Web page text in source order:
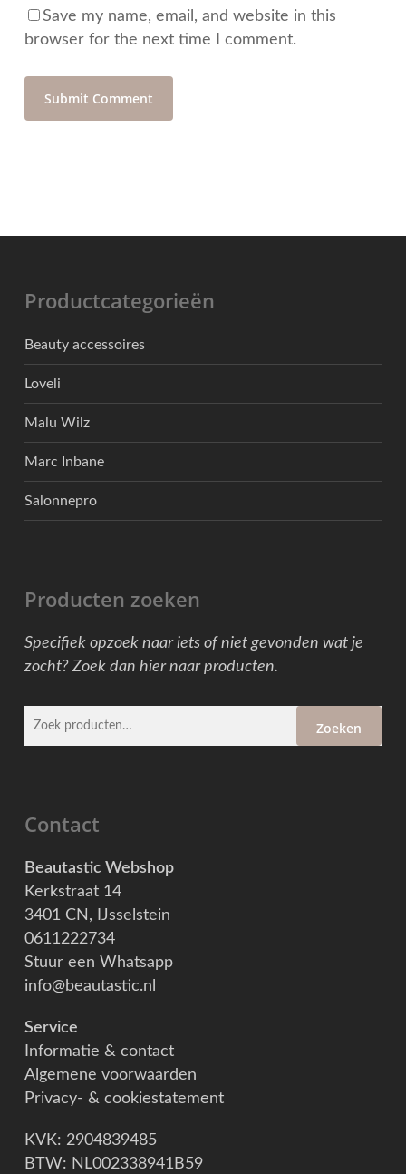
Save my name, email, and website in this
browser for the next time I comment.
Productcategorieën
Beauty accessoires
Loveli
Malu Wilz
Marc Inbane
Salonnepro
Producten zoeken
Specifiek opzoek naar iets of niet gevonden wat je
zocht? Zoek dan hier naar producten.
Zoeken
Zoeken
Contact
Beautastic Webshop
Kerkstraat 14
3401 CN, IJsselstein
0611222734
Stuur een Whatsapp
info@beautastic.nl
Service
Informatie & contact
Algemene voorwaarden
Privacy- & cookiestatement
KVK: 2904839485
BTW: NL002338941B59